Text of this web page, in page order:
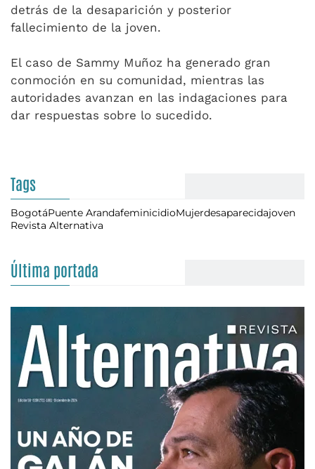
detrás de la desaparición y posterior
fallecimiento de la joven.
El caso de Sammy Muñoz ha generado gran
conmoción en su comunidad, mientras las
autoridades avanzan en las indagaciones para
dar respuestas sobre lo sucedido.
Tags
BogotáPuente ArandafeminicidioMujerdesaparecidajoven
Revista Alternativa
Última portada